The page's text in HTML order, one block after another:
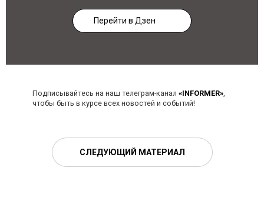
Перейти в Дзен
Подписывайтесь на наш телеграм-канал «INFORMER»,
чтобы быть в курсе всех новостей и событий!
СЛЕДУЮЩИЙ МАТЕРИАЛ